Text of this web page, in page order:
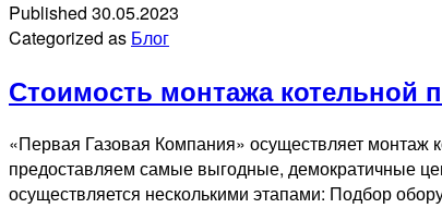
Published 30.05.2023
Categorized as Блог
Стоимость монтажа котельной
«Первая Газовая Компания» осуществляет
предоставляем самые выгодные, демократичные
осуществляется несколькими этапами: Подбор